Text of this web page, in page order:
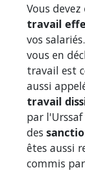
Vous devez
travail
vos
vous en
travail est
aussi
travail
par
des
êtes aussi
commis